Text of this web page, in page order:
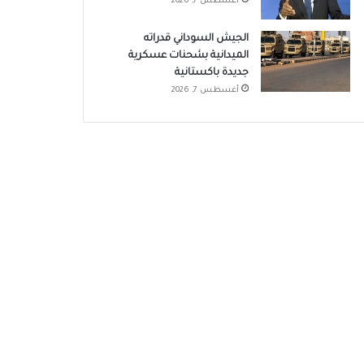
الجيش السوداني قدراته
الميدانية بشحنات عسكرية
جديدة باكستانية
أغسطس 7, 2026